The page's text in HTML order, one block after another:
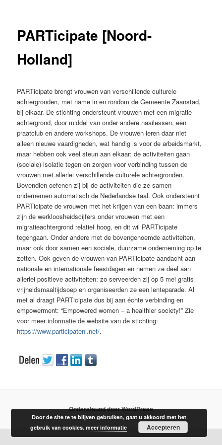
PARTicipate [Noord-
Holland]
PARTicipate brengt vrouwen van verschillende culturele
achtergronden, met name in en rondom de Gemeente Zaanstad,
bij elkaar. De stichting ondersteunt vrouwen met een migratie-
achtergrond, door middel van onder andere naailessen, een
praatclub en andere workshops. De vrouwen leren daar niet
alleen nieuwe vaardigheden, wat handig is voor de arbeidsmarkt,
maar hebben ook veel steun aan elkaar: de activiteiten gaan
(sociale) isolatie tegen en zorgen voor verbinding tussen de
vrouwen met allerlei verschillende culturele achtergronden.
Bovendien oefenen zij bij de activiteiten die ze samen
ondernemen automatisch de Nederlandse taal. Ook ondersteunt
PARTicipate de vrouwen met het krijgen van een baan: immers
zijn de werkloosheidscijfers onder vrouwen met een
migratieachtergrond relatief hoog, en dit wil PARTicipate
tegengaan. Onder andere met de bovengenoemde activiteiten,
maar ook door samen een sociale, duurzame onderneming op te
zetten. Ook geven de vrouwen van PARTicipate aandacht aan
nationale en internationale feestdagen en nemen ze deel aan
allerlei positieve activiteiten: zo serveerden zij op 5 mei gratis
vrijheidsmaaltijdsoep en organiseerden ze een lenteparade. Al
met al draagt PARTicipate dus bij aan échte verbinding en
empowerment: “Empowered women – a healthier society!” Zie
voor meer informatie de website van de stichting:
https://www.participatenl.net/.
Ondersteund door WordPress
Door de site te te blijven gebruiken, gaat u akkoord met het
gebruik van cookies.meer informatie Accepteren